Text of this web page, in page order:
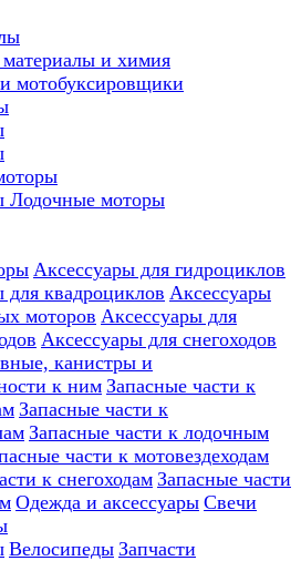
и химия
мотобуксировщики
Лодочные моторы
Аксессуары для гидроциклов
для квадроциклов Аксессуары
моторов Аксессуары для
Аксессуары для снегоходов
канистры и
к ним Запасные части к
Запасные части к
Запасные части к лодочным
части к мотовездеходам
к снегоходамЗапасные части
Одежда и аксессуары Свечи
Велосипеды Запчасти